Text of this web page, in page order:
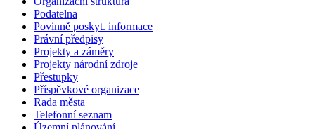
Podatelna
Povinně poskyt. informace
Právní předpisy
Projekty a záměry
Projekty národní zdroje
Přestupky
Příspěvkové organizace
Rada města
Telefonní seznam